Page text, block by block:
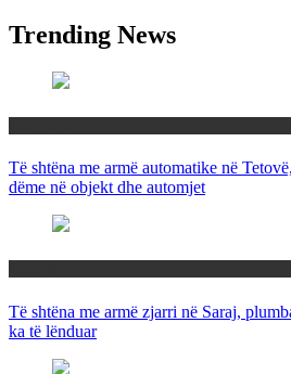
Trending News
Të shtëna me armë automatike në
dëme në objekt dhe automjet
Të shtëna me armë zjarri në Saraj,
ka të lënduar